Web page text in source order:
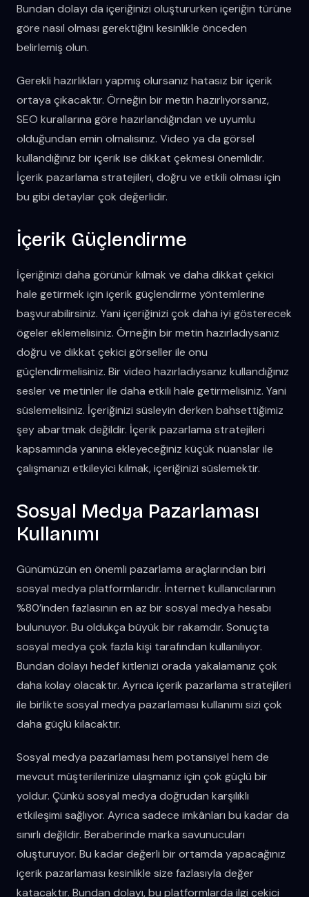
Bundan dolayı da içeriğinizi oluştururken içeriğin türüne
göre nasıl olması gerektiğini kesinlikle önceden
belirlemiş olun.
Gerekli hazırlıkları yapmış olursanız hatasız bir içerik
ortaya çıkacaktır. Örneğin bir metin hazırlıyorsanız,
SEO kurallarına göre hazırlandığından ve uyumlu
olduğundan emin olmalısınız. Video ya da görsel
kullandığınız bir içerik ise dikkat çekmesi önemlidir.
İçerik pazarlama stratejileri, doğru ve etkili olması için
bu gibi detaylar çok değerlidir.
İçerik Güçlendirme
İçeriğinizi daha görünür kılmak ve daha dikkat çekici
hale getirmek için içerik güçlendirme yöntemlerine
başvurabilirsiniz. Yani içeriğinizi çok daha iyi gösterecek
ögeler eklemelisiniz. Örneğin bir metin hazırladıysanız
doğru ve dikkat çekici görseller ile onu
güçlendirmelisiniz. Bir video hazırladıysanız kullandığınız
sesler ve metinler ile daha etkili hale getirmelisiniz. Yani
süslemelisiniz. İçeriğinizi süsleyin derken bahsettiğimiz
şey abartmak değildir. İçerik pazarlama stratejileri
kapsamında yanına ekleyeceğiniz küçük nüanslar ile
çalışmanızı etkileyici kılmak, içeriğinizi süslemektir.
Sosyal Medya Pazarlaması
Kullanımı
Günümüzün en önemli pazarlama araçlarından biri
sosyal medya platformlarıdır. İnternet kullanıcılarının
%80’inden fazlasının en az bir sosyal medya hesabı
bulunuyor. Bu oldukça büyük bir rakamdır. Sonuçta
sosyal medya çok fazla kişi tarafından kullanılıyor.
Bundan dolayı hedef kitlenizi orada yakalamanız çok
daha kolay olacaktır. Ayrıca içerik pazarlama stratejileri
ile birlikte sosyal medya pazarlaması kullanımı sizi çok
daha güçlü kılacaktır.
Sosyal medya pazarlaması hem potansiyel hem de
mevcut müşterilerinize ulaşmanız için çok güçlü bir
yoldur. Çünkü sosyal medya doğrudan karşılıklı
etkileşimi sağlıyor. Ayrıca sadece imkânları bu kadar da
sınırlı değildir. Beraberinde marka savunucuları
oluşturuyor. Bu kadar değerli bir ortamda yapacağınız
içerik pazarlaması kesinlikle size fazlasıyla değer
katacaktır. Bundan dolayı, bu platformlarda ilgi çekici